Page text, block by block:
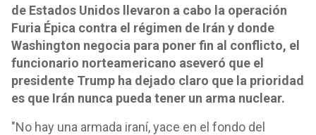
de Estados Unidos llevaron a cabo la operación
Furia Épica contra el régimen de Irán y donde
Washington negocia para poner fin al conflicto, el
funcionario norteamericano aseveró que el
presidente Trump ha dejado claro que la prioridad
es que Irán nunca pueda tener un arma nuclear.
"No hay una armada iraní, yace en el fondo del